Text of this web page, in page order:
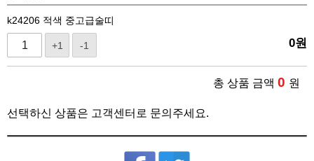
k24206 적색 중고급술띠
+1 -1 0원
총 상품 금액 0 원
선택하신 상품은 고객센터로 문의주세요.